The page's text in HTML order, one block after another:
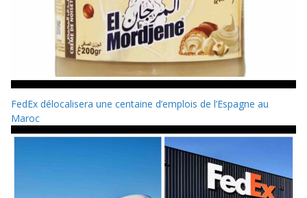
FedEx délocalisera une centaine d’emplois de l’Espagne au
Maroc